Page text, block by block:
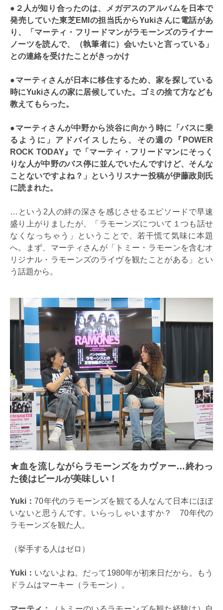
●２人が知り合ったのは、メガデスのアルバムを日本で
発売していた東芝EMIの担当氏からYukiさんに電話があ
り、「マーティ・フリードマンがラモーンズのライナー
ノーツを読んで、（執筆者に）会いたいと言っている」
との連絡を受けたことがきっかけ
●マーティさんが日本に移住するため、家を探している
時にYukiさんの家に居候していた。ゴミの捨て方なども
教えてもらった。
●マーティさんが中野から渋谷に向かう時に「バスに乗
るように」アドバイスしたら、その週の『POWER
ROCK TODAY』で「マーティ・フリードマンにそっく
りな人が中野のバス停に並んでいたんですけど、そんな
ことないですよね？」というリスナー投稿が伊藤政則氏
に読まれた。
…という2人の絆の深さを感じさせるエピソードで早速
盛り上がりましたが、「ラモーンズについて１つも話せ
なくなっちゃう」ということで、若干慌て気味に本題
へ。まず、マーティさんが「トミー・ラモーンを含むオ
リジナル・ラモーンズのライヴを観たことがある」とい
う話題から。
★血を流しながらラモーンズをカヴァー…終わっ
た後はビールが美味しい！
Yuki：70年代のラモーンズを観てる人なんて日本にほぼ
いないと思うんです。いらっしゃいますか？ 70年代の
ラモーンズを観た人。
（挙手する人はゼロ）
Yuki： いないよね。だって1980年が初来日だから。もう
ドラムはマーキー（ラモーン）。